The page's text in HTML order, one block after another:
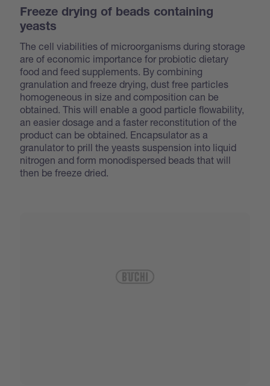
Freeze drying of beads containing
yeasts
The cell viabilities of microorganisms during storage
are of economic importance for probiotic dietary
food and feed supplements. By combining
granulation and freeze drying, dust free particles
homogeneous in size and composition can be
obtained. This will enable a good particle flowability,
an easier dosage and a faster reconstitution of the
product can be obtained. Encapsulator as a
granulator to prill the yeasts suspension into liquid
nitrogen and form monodispersed beads that will
then be freeze dried.